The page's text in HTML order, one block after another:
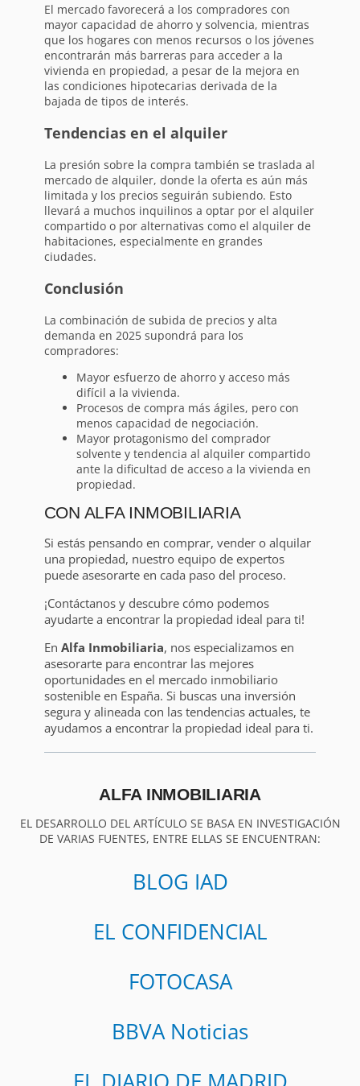
El mercado favorecerá a los compradores con
mayor capacidad de ahorro y solvencia, mientras
que los hogares con menos recursos o los jóvenes
encontrarán más barreras para acceder a la
vivienda en propiedad, a pesar de la mejora en
las condiciones hipotecarias derivada de la
bajada de tipos de interés.
Tendencias en el alquiler
La presión sobre la compra también se traslada al
mercado de alquiler, donde la oferta es aún más
limitada y los precios seguirán subiendo. Esto
llevará a muchos inquilinos a optar por el alquiler
compartido o por alternativas como el alquiler de
habitaciones, especialmente en grandes
ciudades.
Conclusión
La combinación de subida de precios y alta
demanda en 2025 supondrá para los
compradores:
Mayor esfuerzo de ahorro y acceso más
difícil a la vivienda.
Procesos de compra más ágiles, pero con
menos capacidad de negociación.
Mayor protagonismo del comprador
solvente y tendencia al alquiler compartido
ante la dificultad de acceso a la vivienda en
propiedad.
CON ALFA INMOBILIARIA
Si estás pensando en comprar, vender o alquilar
una propiedad, nuestro equipo de expertos
puede asesorarte en cada paso del proceso.
¡Contáctanos y descubre cómo podemos
ayudarte a encontrar la propiedad ideal para ti!
En Alfa Inmobiliaria, nos especializamos en
asesorarte para encontrar las mejores
oportunidades en el mercado inmobiliario
sostenible en España. Si buscas una inversión
segura y alineada con las tendencias actuales, te
ayudamos a encontrar la propiedad ideal para ti.
ALFA INMOBILIARIA
EL DESARROLLO DEL ARTÍCULO SE BASA EN INVESTIGACIÓN
DE VARIAS FUENTES, ENTRE ELLAS SE ENCUENTRAN:
BLOG IAD
EL CONFIDENCIAL
FOTOCASA
BBVA Noticias